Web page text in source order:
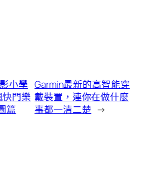
小學
門樂
篇
Garmin最新的高智能穿
戴裝置，連你在做什麼
事都一清二楚 →